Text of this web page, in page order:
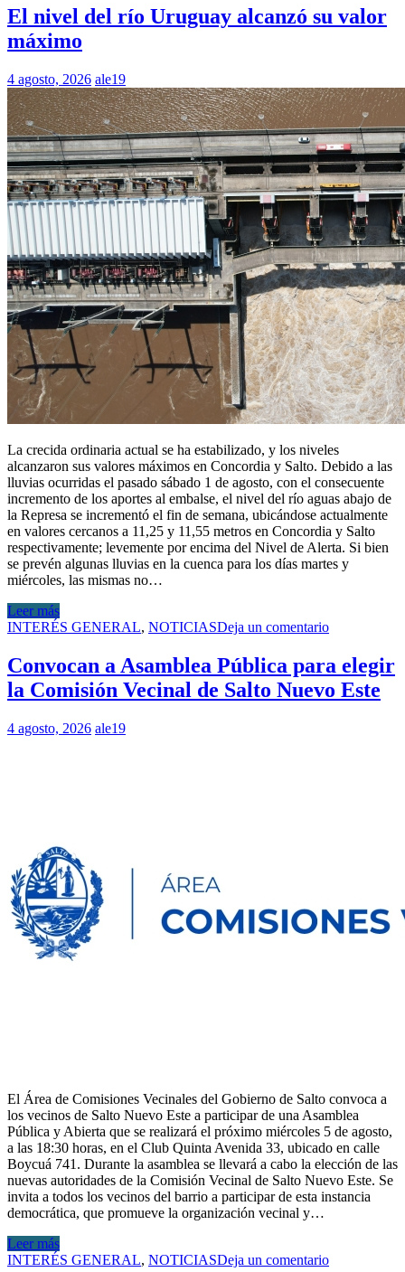
El nivel del río Uruguay alcanzó su valor
máximo
4 agosto, 2026 ale19
La crecida ordinaria actual se ha estabilizado, y los niveles
alcanzaron sus valores máximos en Concordia y Salto. Debido a las
lluvias ocurridas el pasado sábado 1 de agosto, con el consecuente
incremento de los aportes al embalse, el nivel del río aguas abajo de
la Represa se incrementó el fin de semana, ubicándose actualmente
en valores cercanos a 11,25 y 11,55 metros en Concordia y Salto
respectivamente; levemente por encima del Nivel de Alerta. Si bien
se prevén algunas lluvias en la cuenca para los días martes y
miércoles, las mismas no…
Leer más
INTERÉS GENERAL, NOTICIASDeja un comentario
Convocan a Asamblea Pública para elegir
la Comisión Vecinal de Salto Nuevo Este
4 agosto, 2026 ale19
El Área de Comisiones Vecinales del Gobierno de Salto convoca a
los vecinos de Salto Nuevo Este a participar de una Asamblea
Pública y Abierta que se realizará el próximo miércoles 5 de agosto,
a las 18:30 horas, en el Club Quinta Avenida 33, ubicado en calle
Boycuá 741. Durante la asamblea se llevará a cabo la elección de las
nuevas autoridades de la Comisión Vecinal de Salto Nuevo Este. Se
invita a todos los vecinos del barrio a participar de esta instancia
democrática, que promueve la organización vecinal y…
Leer más
INTERÉS GENERAL, NOTICIASDeja un comentario